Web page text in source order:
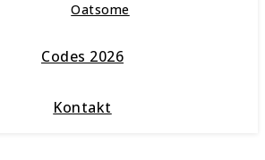
Oatsome
Codes 2026
Kontakt